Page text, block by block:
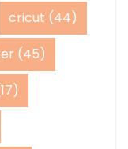
cricut (44)
(45)